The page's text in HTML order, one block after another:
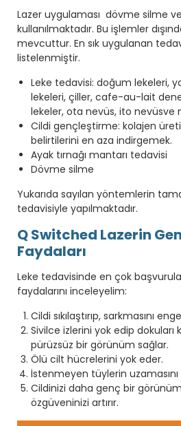
Lazer uygulaması dövme silme
kullanılmaktadır. Bu işlemler
mevcuttur. En sık uygulanan
listelenmiştir.
Leke tedavisi: doğum lekeleri,
lekeleri, çiller, cafe-au-lait
lekeler, ota nevüs, ito nevüsve
Cildi gençleştirme: kolajen
belirtilerini en aza indirgemek.
Ayak tırnağı mantarı tedavisi
Dövme silme
Yukarıda sayılan yöntemlerin
tedavisiyle yapılmaktadır.
Q Switched Lazerin
Faydaları
Leke tedavisinde en çok
faydalarını inceleyelim:
Cildi sıkılaştırıp, sarkmasını
Sivilce izlerini yok edip dokuları
pürüzsüz bir görünüm sağlar.
Ölü cilt hücrelerini yok eder.
İstenmeyen tüylerin
Cildinizi daha genç bir
özgüveninizi artırır.